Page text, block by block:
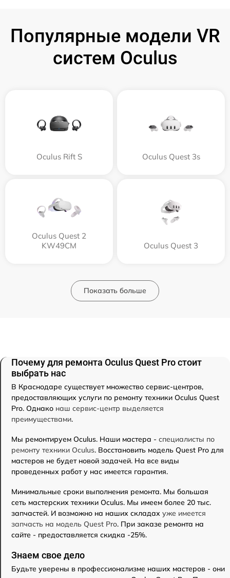
Популярные модели VR
систем Oculus
Oculus Rift S Oculus Quest 3s
Oculus Quest 2
KW49CM
Oculus Quest 3
Показать больше
Почему для ремонта Oculus Quest Pro стоит
выбрать нас
В Краснодаре существует множество сервис-центров,
предоставляющих услуги по ремонту техники Oculus Quest
Pro. Однако наш сервис-центр выделяется
преимуществами.
Мы ремонтируем Oculus. Наши мастера - специалисты по
ремонту техники Oculus. Восстановить модель Quest Pro для
мастеров не будет новой задачей. На все виды
проведенных работ у нас имеется гарантия.
Минимальные сроки выполнения ремонта. Мы большая
сеть мастерских техники Oculus. Мы имеем более 20 тыс.
запчастей. И возможно на наших складах уже имеется
запчасть на модель Quest Pro. При заказе ремонта на
сайте - предоставляется скидка -25%.
Знаем свое дело
Будьте уверены в профессионализме наших мастеров - они